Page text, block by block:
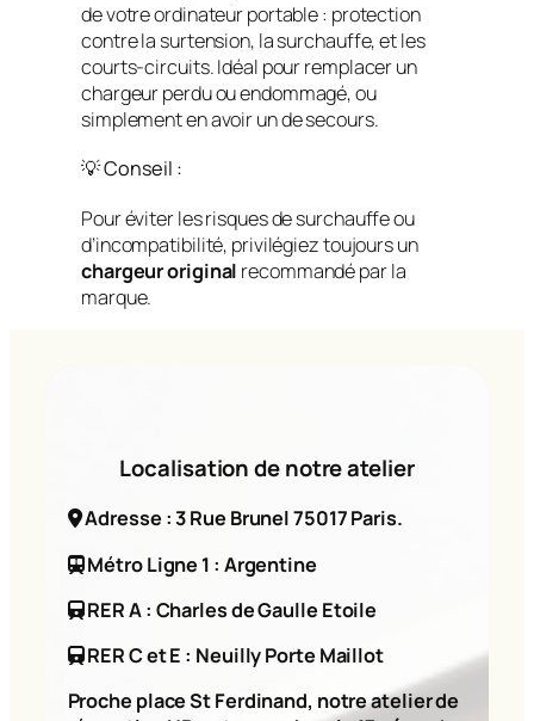
de votre ordinateur portable : protection
contre la surtension, la surchauffe, et les
courts-circuits. Idéal pour remplacer un
chargeur perdu ou endommagé, ou
simplement en avoir un de secours.
💡 Conseil :
Pour éviter les risques de surchauffe ou
d’incompatibilité, privilégiez toujours un
chargeur original recommandé par la
marque.
Localisation de notre atelier
Adresse : 3 Rue Brunel 75017 Paris.
Métro Ligne 1 : Argentine
RER A : Charles de Gaulle Etoile
RER C et E : Neuilly Porte Maillot
Proche place St Ferdinand, notre atelier de